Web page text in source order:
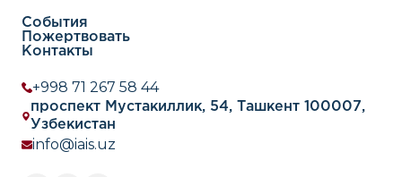
События
Пожертвовать
Контакты
+998 71 267 58 44
проспект Мустакиллик, 54, Ташкент 100007,
Узбекистан
info@iais.uz